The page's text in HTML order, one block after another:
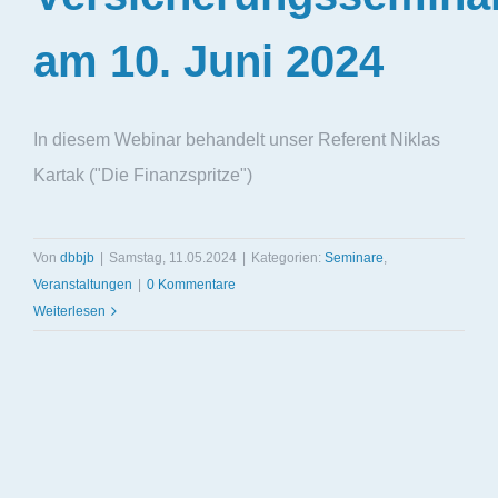
am 10. Juni 2024
In diesem Webinar behandelt unser Referent Niklas
Kartak ("Die Finanzspritze")
Von dbbjb Samstag, 11.05.2024 Kategorien: Seminare,
Veranstaltungen
0 Kommentare
Weiterlesen